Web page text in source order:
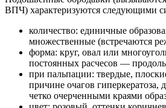
ВПЧ) характеризуются следующими
количество: единичные
множественные (встречаются
форма: круг, овал или
постоянных расчесов —
при пальпации: твердые,
причине очагов гиперкератоза,
четко очерченными краями